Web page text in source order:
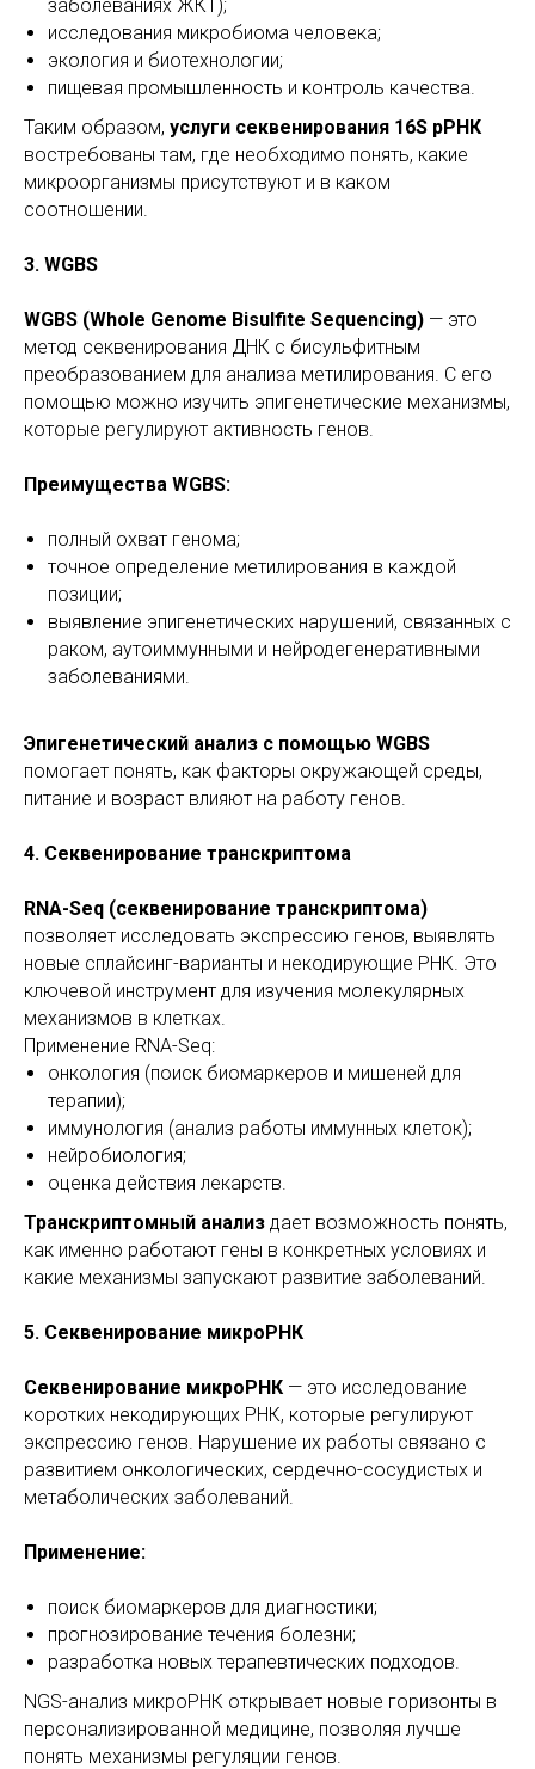
заболеваниях ЖКТ);
исследования микробиома человека;
экология и биотехнологии;
пищевая промышленность и контроль качества.
Таким образом, услуги секвенирования 16S рРНК
востребованы там, где необходимо понять, какие
микроорганизмы присутствуют и в каком
соотношении.
3. WGBS
WGBS (Whole Genome Bisulfite Sequencing) — это
метод секвенирования ДНК с бисульфитным
преобразованием для анализа метилирования. С его
помощью можно изучить эпигенетические механизмы,
которые регулируют активность генов.
Преимущества WGBS:
полный охват генома;
точное определение метилирования в каждой
позиции;
выявление эпигенетических нарушений, связанных с
раком, аутоиммунными и нейродегенеративными
заболеваниями.
Эпигенетический анализ с помощью WGBS
помогает понять, как факторы окружающей среды,
питание и возраст влияют на работу генов.
4. Секвенирование транскриптома
RNA-Seq (секвенирование транскриптома)
позволяет исследовать экспрессию генов, выявлять
новые сплайсинг-варианты и некодирующие РНК. Это
ключевой инструмент для изучения молекулярных
механизмов в клетках.
Применение RNA-Seq:
онкология (поиск биомаркеров и мишеней для
терапии);
иммунология (анализ работы иммунных клеток);
нейробиология;
оценка действия лекарств.
Транскриптомный анализ дает возможность понять,
как именно работают гены в конкретных условиях и
какие механизмы запускают развитие заболеваний.
5. Секвенирование микроРНК
Секвенирование микроРНК — это исследование
коротких некодирующих РНК, которые регулируют
экспрессию генов. Нарушение их работы связано с
развитием онкологических, сердечно-сосудистых и
метаболических заболеваний.
Применение:
поиск биомаркеров для диагностики;
прогнозирование течения болезни;
разработка новых терапевтических подходов.
NGS-анализ микроРНК открывает новые горизонты в
персонализированной медицине, позволяя лучше
понять механизмы регуляции генов.